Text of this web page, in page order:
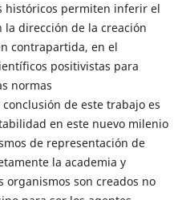
históricos permiten inferir el
dirección de la creación
contrapartida, en el
positivistas para
normas
de este trabajo es
en este nuevo milenio
de representación de
la academia y
organismos son creados no